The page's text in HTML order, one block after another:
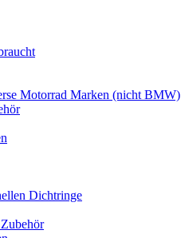
Motorrad Marken (nicht BMW)
Dichtringe